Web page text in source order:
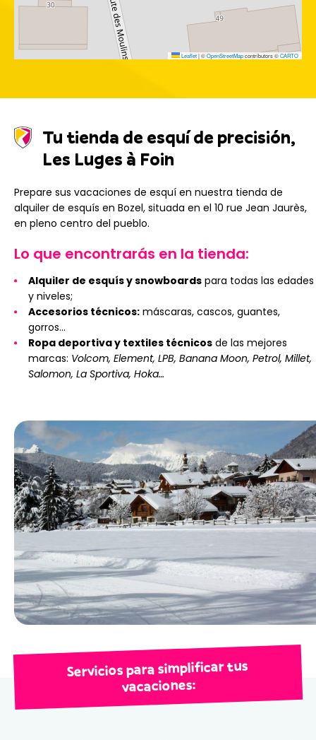
Leaflet|©OpenStreetMapcontributors ©CARTO
Tu tienda de esquí de precisión,
Les Luges à Foin
Prepare sus vacaciones de esquí en nuestra tienda de
alquiler de esquís en Bozel, situada en el 10 rue Jean Jaurès,
en pleno centro del pueblo.
Lo que encontrarás en la tienda:
Alquiler de esquís y snowboards para todas las edades
y niveles;
Accesorios técnicos: máscaras, cascos, guantes,
gorros…
Ropa deportiva y textiles técnicos de las mejores
marcas: Volcom, Element, LPB, Banana Moon, Petrol, Millet,
Salomon, La Sportiva, Hoka…
Servicios para simplificar tus
vacaciones: